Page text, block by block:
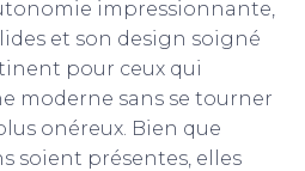
impressionnante,
et son design soigné
pour ceux qui
moderne sans se tourner
onéreux. Bien que
soient présentes, elles